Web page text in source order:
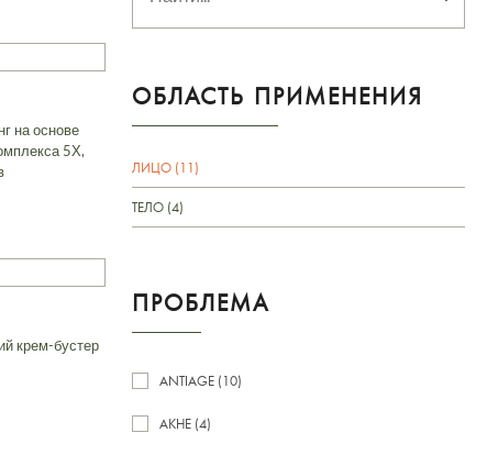
на основе
5Х,
крем-бустер
ОБЛАСТЬ ПРИМЕНЕНИЯ
ЛИЦО (11)
ТЕЛО (4)
ПРОБЛЕМА
ANTIAGE (10)
АКНЕ (4)